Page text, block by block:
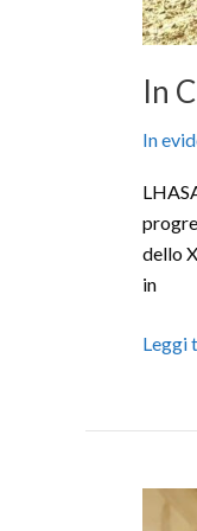
In
In
dello
in
Leggi